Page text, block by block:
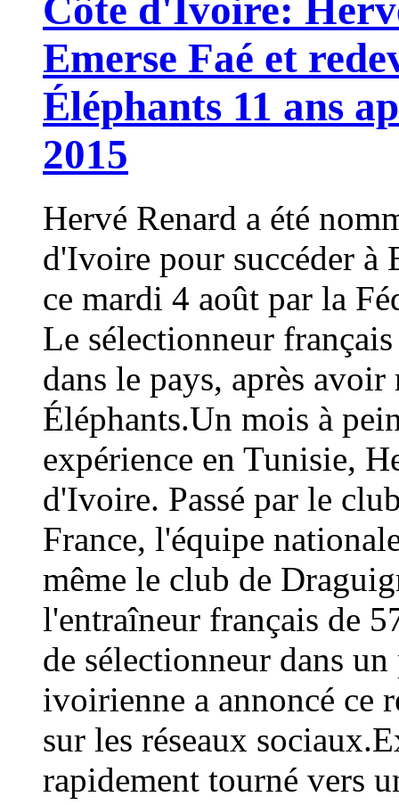
Côte d'Ivoire:
Emerse Faé et
Éléphants 11 ans
2015
Hervé Renard a été
d'Ivoire pour succéder à
ce mardi 4 août par la
Le sélectionneur
dans le pays, après
Éléphants.Un mois à
expérience en Tunisie,
d'Ivoire. Passé par le
France, l'équipe
même le club de
l'entraîneur français de
de sélectionneur dans
ivoirienne a annoncé ce
sur les réseaux
rapidement tourné vers